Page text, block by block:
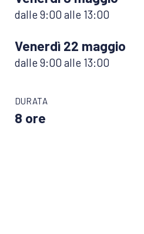
dalle 9:00 alle 13:00
Venerdì 22 maggio
dalle 9:00 alle 13:00
DURATA
8 ore